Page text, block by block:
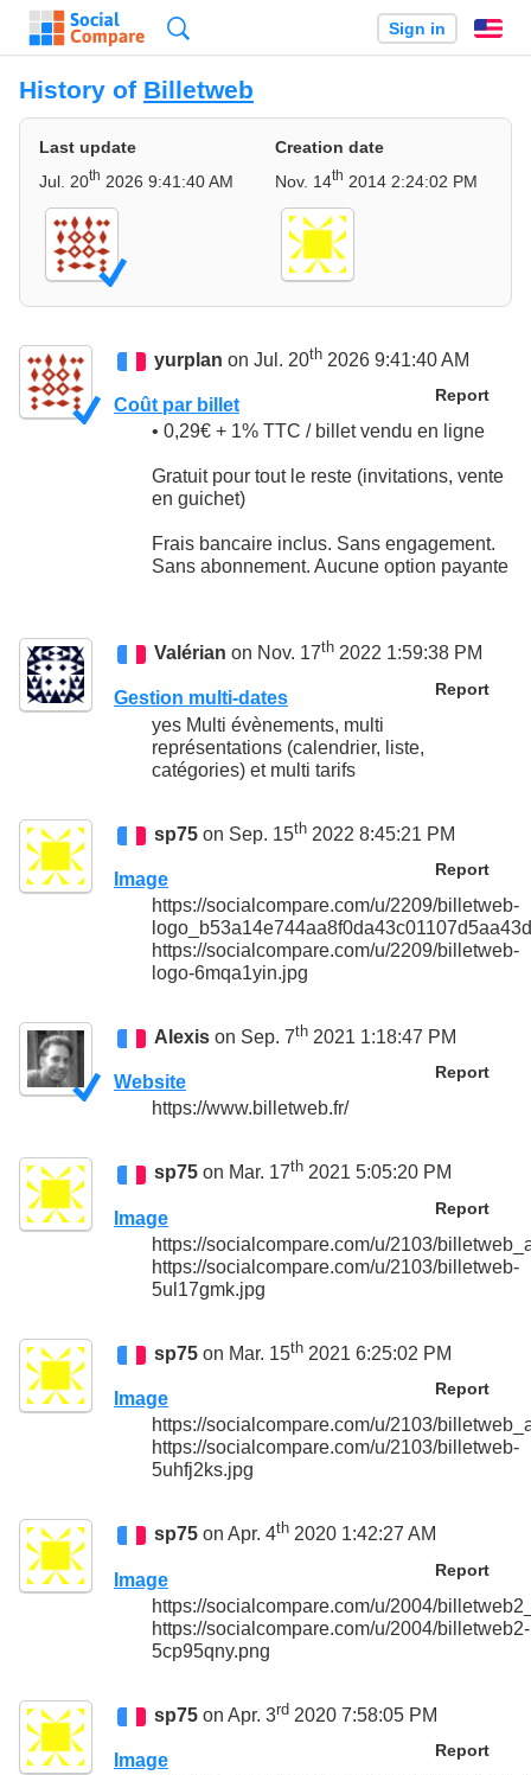
Sign in
History of Billetweb
Last update
Jul. 20th 2026 9:41:40 AM
Creation date
Nov. 14th 2014 2:24:02 PM
yurplan on Jul. 20th 2026 9:41:40 AM
Report
Coût par billet
• 0,29€ + 1% TTC / billet vendu en ligne
Gratuit pour tout le reste (invitations, vente
en guichet)
Frais bancaire inclus. Sans engagement.
Sans abonnement. Aucune option payante
Valérian on Nov. 17th 2022 1:59:38 PM
Report
Gestion multi-dates
yes Multi évènements, multi
représentations (calendrier, liste,
catégories) et multi tarifs
sp75 on Sep. 15th 2022 8:45:21 PM
Report
Image
https://socialcompare.com/u/2209/billetweb-
https://socialcompare.com/u/2209/billetweb-
logo-6mqa1yin.jpg
Alexis on Sep. 7th 2021 1:18:47 PM
Report
Website
https://www.billetweb.fr/
sp75 on Mar. 17th 2021 5:05:20 PM
Report
Image
https://socialcompare.com/u/2103/
https://socialcompare.com/u/2103/billetweb-
5ul17gmk.jpg
sp75 on Mar. 15th 2021 6:25:02 PM
Report
Image
https://socialcompare.com/u/2103/
https://socialcompare.com/u/2103/billetweb-
5uhfj2ks.jpg
sp75 on Apr. 4th 2020 1:42:27 AM
Report
Image
https://socialcompare.com/u/2004/
https://socialcompare.com/u/2004/billetweb2-
5cp95qny.png
sp75 on Apr. 3rd 2020 7:58:05 PM
Report
Image